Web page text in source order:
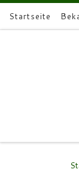
Zum Inhalt
Startseite